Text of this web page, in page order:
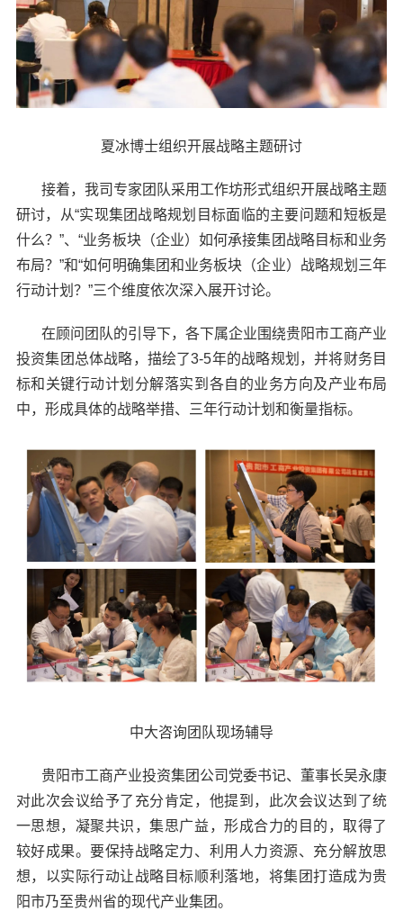
夏冰博士组织开展战略主题研讨
接着，我司专家团队采用工作坊形式组织开展战略主题
研讨，从“实现集团战略规划目标面临的主要问题和短板是
什么？”、“业务板块（企业）如何承接集团战略目标和业务
布局？”和“如何明确集团和业务板块（企业）战略规划三年
行动计划？”三个维度依次深入展开讨论。
在顾问团队的引导下，各下属企业围绕贵阳市工商产业
投资集团总体战略，描绘了3-5年的战略规划，并将财务目
标和关键行动计划分解落实到各自的业务方向及产业布局
中，形成具体的战略举措、三年行动计划和衡量指标。
中大咨询团队现场辅导
贵阳市工商产业投资集团公司党委书记、董事长吴永康
对此次会议给予了充分肯定，他提到，此次会议达到了统
一思想，凝聚共识，集思广益，形成合力的目的，取得了
较好成果。要保持战略定力、利用人力资源、充分解放思
想，以实际行动让战略目标顺利落地，将集团打造成为贵
阳市乃至贵州省的现代产业集团。